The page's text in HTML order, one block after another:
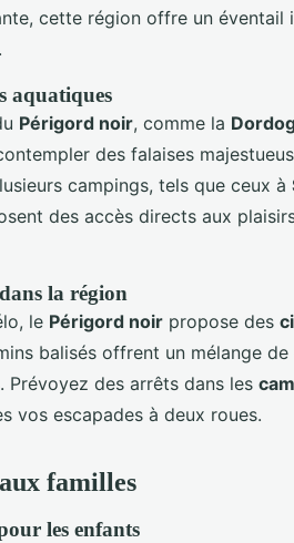
cette région offre un éventail
.
aquatiques
Périgord noir, comme la
des falaises
campings, tels que ceux à
des accès directs aux
la région
le Périgord noir propose des
balisés offrent un mélange
Prévoyez des arrêts dans les
vos escapades à deux roues.
familles
les enfants